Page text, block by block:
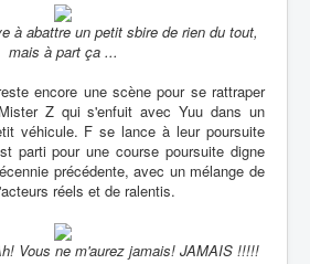
à abattre un petit sbire de rien du tout,
mais à part ça ...
encore une scène pour se rattraper
Z qui s'enfuit avec Yuu dans un
véhicule. F se lance à leur poursuite
parti pour une course poursuite digne
précédente, avec un mélange de
réels et de ralentis.
Vous ne m'aurez jamais! JAMAIS !!!!!